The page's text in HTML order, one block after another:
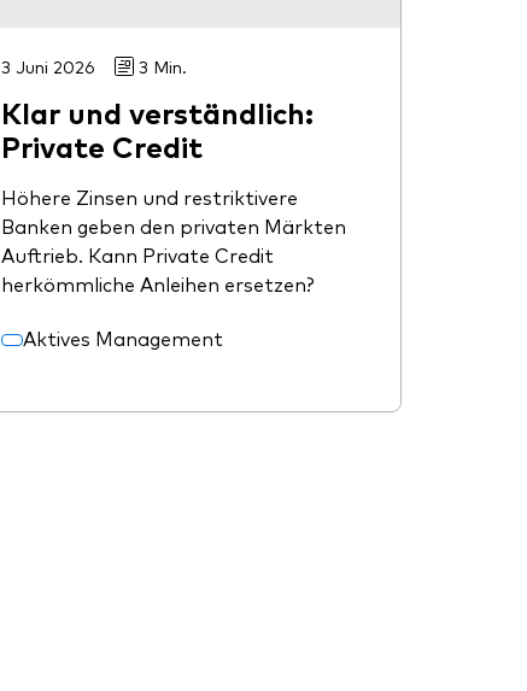
3 Juni 2026 3 Min.
Klar und verständlich:
Private Credit
Höhere Zinsen und restriktivere
Banken geben den privaten Märkten
Auftrieb. Kann Private Credit
herkömmliche Anleihen ersetzen?
Aktives Management